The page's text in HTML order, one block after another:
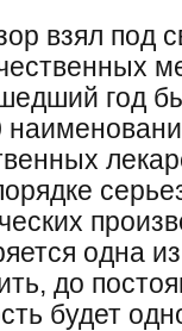
взял под
год
одна
до
будет